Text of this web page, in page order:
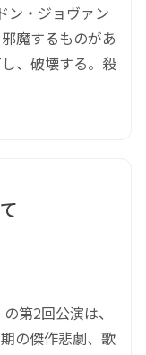
・ジョヴァン
魔するものがあ
、破壊する。殺
第2回公演は、
の傑作悲劇、歌